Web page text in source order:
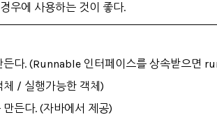
우에 사용하는 것이 좋다.
다. (Runnable 인터페이스를 상속받으면
/ 실행가능한 객체)
든다. (자바에서 제공)